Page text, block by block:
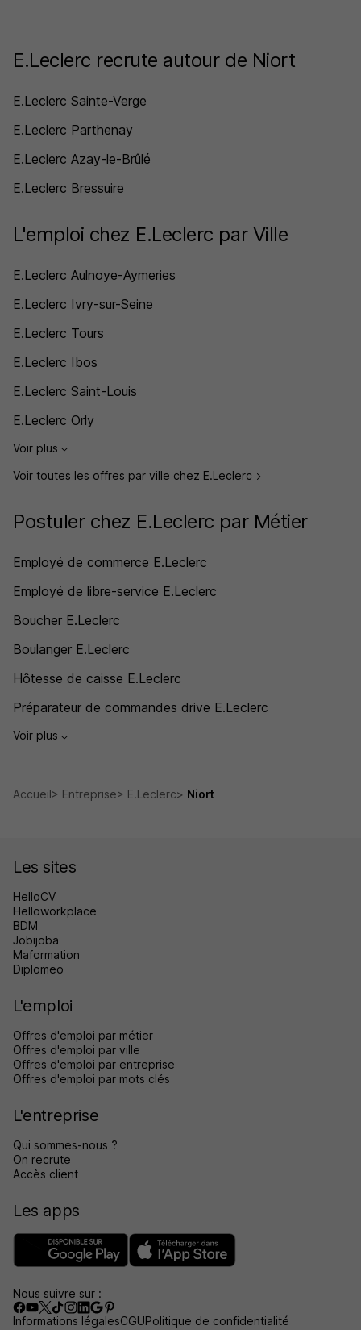
E.Leclerc recrute autour de Niort
E.Leclerc Sainte-Verge
E.Leclerc Parthenay
E.Leclerc Azay-le-Brûlé
E.Leclerc Bressuire
L'emploi chez E.Leclerc par Ville
E.Leclerc Aulnoye-Aymeries
E.Leclerc Ivry-sur-Seine
E.Leclerc Tours
E.Leclerc Ibos
E.Leclerc Saint-Louis
E.Leclerc Orly
Voir plus
Voir toutes les offres par ville chez E.Leclerc
Postuler chez E.Leclerc par Métier
Employé de commerce E.Leclerc
Employé de libre-service E.Leclerc
Boucher E.Leclerc
Boulanger E.Leclerc
Hôtesse de caisse E.Leclerc
Préparateur de commandes drive E.Leclerc
Voir plus
Accueil Entreprise E.Leclerc Niort
Les sites
HelloCV
Helloworkplace
BDM
Jobijoba
Maformation
Diplomeo
L'emploi
Offres d'emploi par métier
Offres d'emploi par ville
Offres d'emploi par entreprise
Offres d'emploi par mots clés
L'entreprise
Qui sommes-nous ?
On recrute
Accès client
Les apps
Nous suivre sur :
Informations légalesCGUPolitique de confidentialité